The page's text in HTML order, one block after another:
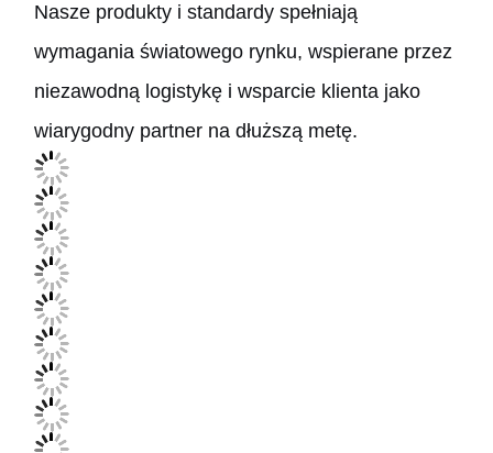
Nasze produkty i standardy spełniają
wymagania światowego rynku, wspierane przez
niezawodną logistykę i wsparcie klienta jako
wiarygodny partner na dłuższą metę.